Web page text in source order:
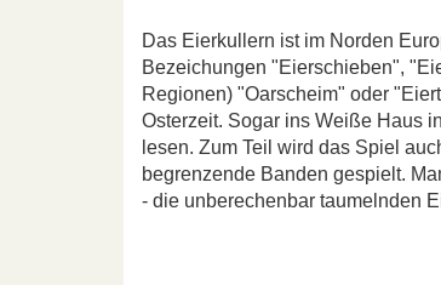
Das Eierkullern ist im Norden
Bezeichungen "Eierschieben",
Regionen) "Oarscheim" oder
Osterzeit. Sogar ins Weiße Haus
lesen. Zum Teil wird das Spiel
begrenzende Banden gespielt.
- die unberechenbar taumelnden